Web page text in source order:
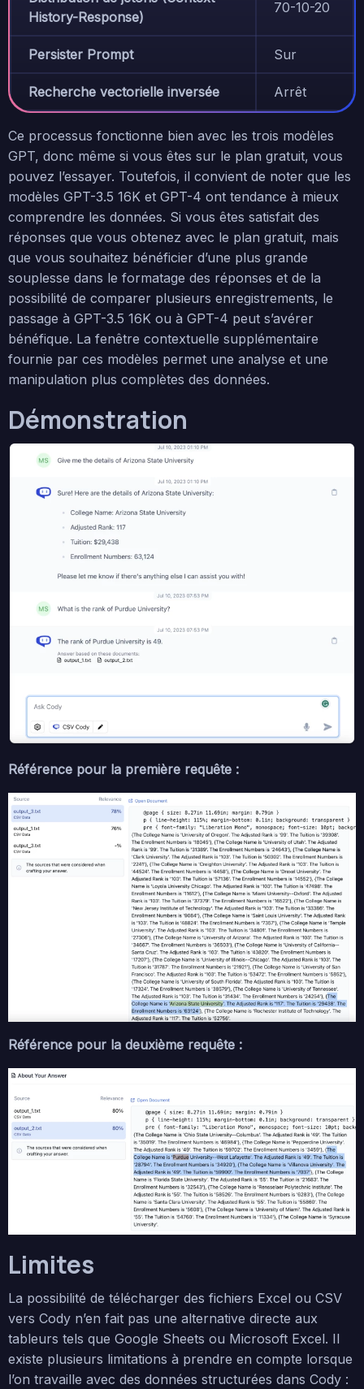
History-Response)
70-10-20
Persister Prompt Sur
Recherche vectorielle inversée Arrêt
Ce processus fonctionne bien avec les trois modèles
GPT, donc même si vous êtes sur le plan gratuit, vous
pouvez l’essayer. Toutefois, il convient de noter que les
modèles GPT-3.5 16K et GPT-4 ont tendance à mieux
comprendre les données. Si vous êtes satisfait des
réponses que vous obtenez avec le plan gratuit, mais
que vous souhaitez bénéficier d’une plus grande
souplesse dans le formatage des réponses et de la
possibilité de comparer plusieurs enregistrements, le
passage à GPT-3.5 16K ou à GPT-4 peut s’avérer
bénéfique. La fenêtre contextuelle supplémentaire
fournie par ces modèles permet une analyse et une
manipulation plus complètes des données.
Démonstration
Référence pour la première requête :
Référence pour la deuxième requête :
Limites
La possibilité de télécharger des fichiers Excel ou CSV
vers Cody n’en fait pas une alternative directe aux
tableurs tels que Google Sheets ou Microsoft Excel. Il
existe plusieurs limitations à prendre en compte lorsque
l’on travaille avec des données structurées dans Cody :